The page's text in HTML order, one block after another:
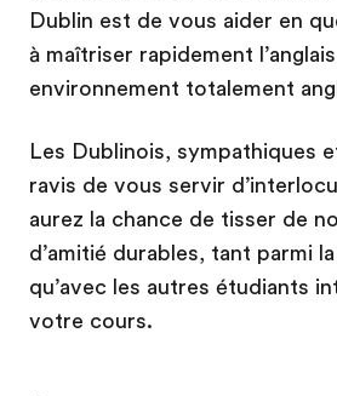
Dublin est de vous aider en
à maîtriser rapidement
environnement totalement
Les Dublinois, sympathiques
ravis de vous servir
aurez la chance de tisser de
d’amitié durables, tant parmi
qu’avec les autres étudiants
votre cours.